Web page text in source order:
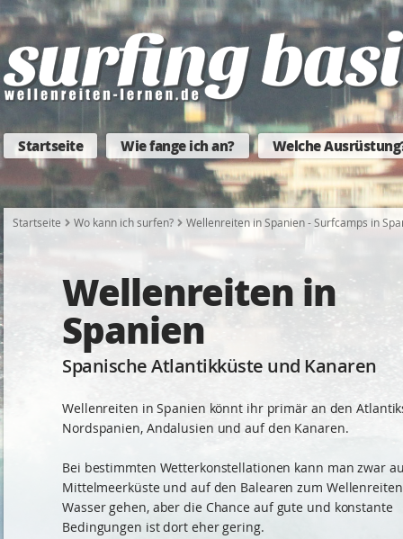
Startseite Wie fange ich an? Welche
Startseite Wo kann ich surfen? Wellenreiten in Spanien - Surfcamps in
Wellenreiten in
Spanien
Spanische Atlantikküste und Kanaren
Wellenreiten in Spanien könnt ihr primär an den
Nordspanien, Andalusien und auf den Kanaren.
Bei bestimmten Wetterkonstellationen kann man zwar
Mittelmeerküste und auf den Balearen zum
Wasser gehen, aber die Chance auf gute und konstante
Bedingungen ist dort eher gering.